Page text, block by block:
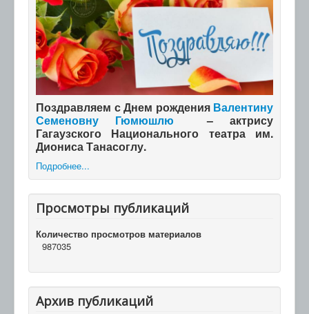
Поздравляем с Днем рождения Валентину
Семеновну Гюмюшлю – актрису
Гагаузского Национального театра им.
Диониса Танасоглу.
Подробнее...
Просмотры публикаций
Количество просмотров материалов
987035
Архив публикаций